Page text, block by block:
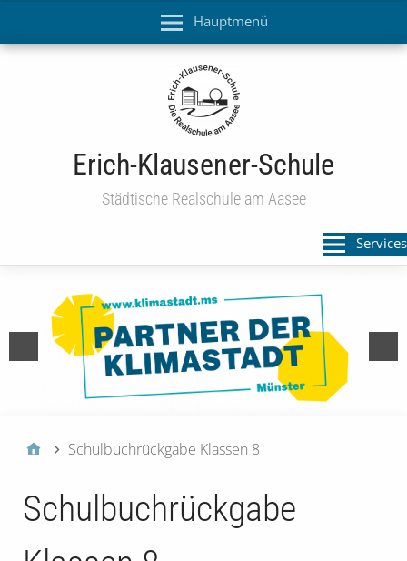
Hauptmenü
Erich-Klausener-Schule
Städtische Realschule am Aasee
Services
Schulbuchrückgabe Klassen 8
Schulbuchrückgabe